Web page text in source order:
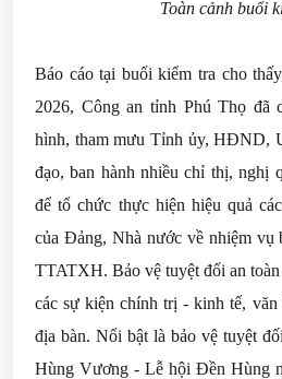
Toàn cảnh buổi
Báo cáo tại buổi kiểm tra cho
2026, Công an tỉnh Phú Thọ đã
hình, tham mưu Tỉnh ủy, HĐND,
đạo, ban hành nhiều chỉ thị, nghị
để tổ chức thực hiện hiệu quả
của Đảng, Nhà nước về nhiệm vụ
TTATXH. Bảo vệ tuyệt đối an
các sự kiện chính trị - kinh tế,
địa bàn. Nổi bật là bảo vệ tuyệt
Hùng Vương - Lễ hội Đền Hùng